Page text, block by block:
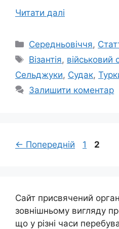
Читати далі
Категорії
Середньовіччя,
Позначки
Візантія, військовий
Сельджуки, Судак,
Залишити коментар
← Попередній Сторінка
1 2
Сайт присвячений
зовнішньому вигляду
що у різні часи